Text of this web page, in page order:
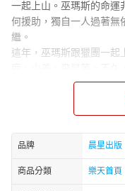
一起上山。巫瑪斯的命運
何援助，獨自一人過著無
繼。
這年，巫瑪斯跟獵團一起
到一隻大山羊，但被山
跡，來到一處懸崖。獵
後，卻把巫瑪斯丟在懸
人不得安寧……
【本書特色】
1.《孤兒變地鼠》以布農
字叫做巫瑪斯的孤兒，
品牌 晨星出版
商品分類 樂天首頁